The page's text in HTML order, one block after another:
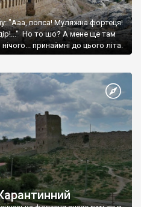
"Ааа, попса! Муляжна фортеця!
Но то шо? А мене ще там
принаймні до цього літа.